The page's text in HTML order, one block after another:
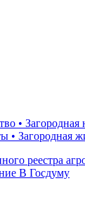
• Загородная
• Загородная
реестра
В Госдуму